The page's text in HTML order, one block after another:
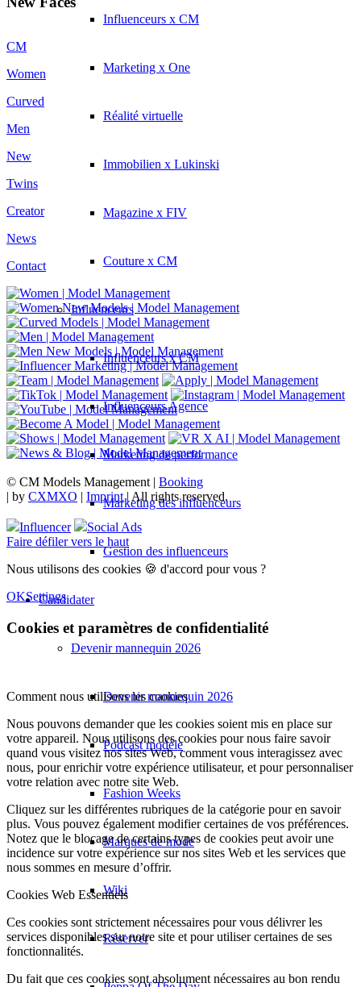
Influenceurs x CM
Marketing x One
Réalité virtuelle
Immobilien x Lukinski
Magazine x FIV
Couture x CM
Influenceurs
Influenceurs x CM
Influenceurs Agence
Marketing de performance
Marketing des influenceurs
Gestion des influenceurs
Candidater
Devenir mannequin 2026
Devenir mannequin 2026
Podcast modèle
Fashion Weeks
Marques de mode
Wiki
Réserver
CM
Women
Curved
Men
New
Twins
Creator
News
Contact
© CM Models Management | Booking
| by CXMXO | Imprint| All rights reserved.
Influencer
Social Ads
Faire défiler vers le haut
Nous utilisons des cookies 🍪 d'accord pour vous ?
OKSettings
Cookies et paramètres de confidentialité
Comment nous utilisons les cookies
Nous pouvons demander que les cookies soient mis en place sur
votre appareil. Nous utilisons des cookies pour nous faire savoir
quand vous visitez nos sites Web, comment vous interagissez avec
nous, pour enrichir votre expérience utilisateur, et pour personnaliser
votre relation avec notre site Web.
Cliquez sur les différentes rubriques de la catégorie pour en savoir
plus. Vous pouvez également modifier certaines de vos préférences.
Notez que le blocage de certains types de cookies peut avoir une
incidence sur votre expérience sur nos sites Web et les services que
nous sommes en mesure d’offrir.
Cookies Web Essentiels
Ces cookies sont strictement nécessaires pour vous délivrer les
services disponibles sur notre site et pour utiliser certaines de ses
fonctionnalités.
Du fait que ces cookies sont absolument nécessaires au bon rendu